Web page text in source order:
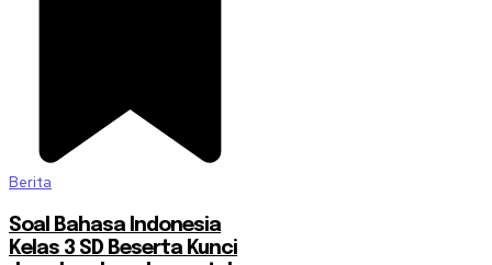
Berita
Soal Bahasa Indonesia
Kelas 3 SD Beserta Kunci